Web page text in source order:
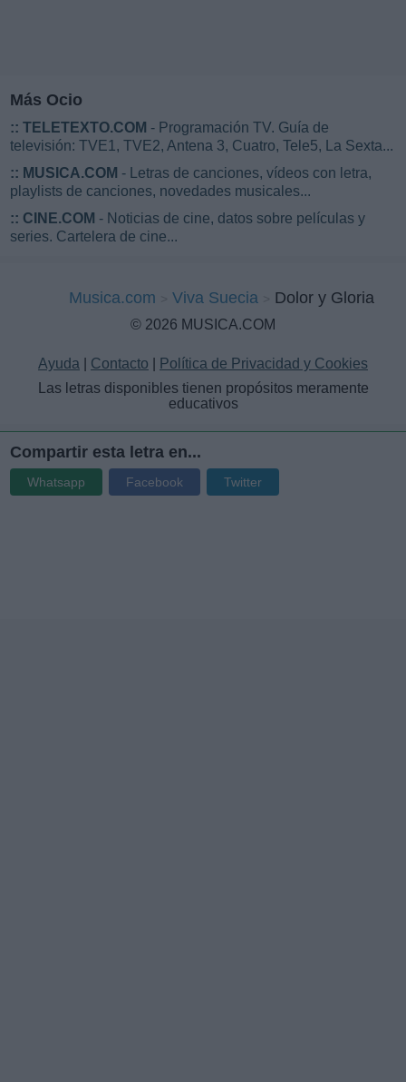
Más Ocio
:: TELETEXTO.COM - Programación TV. Guía de
televisión: TVE1, TVE2, Antena 3, Cuatro, Tele5, La Sexta...
:: MUSICA.COM - Letras de canciones, vídeos con letra,
playlists de canciones, novedades musicales...
:: CINE.COM - Noticias de cine, datos sobre películas y
series. Cartelera de cine...
Musica.com Viva Suecia Dolor y Gloria
© 2026 MUSICA.COM
Ayuda Contacto
Política de Privacidad y Cookies
Las letras disponibles tienen propósitos meramente
educativos
Compartir esta letra en...
Whatsapp Facebook Twitter